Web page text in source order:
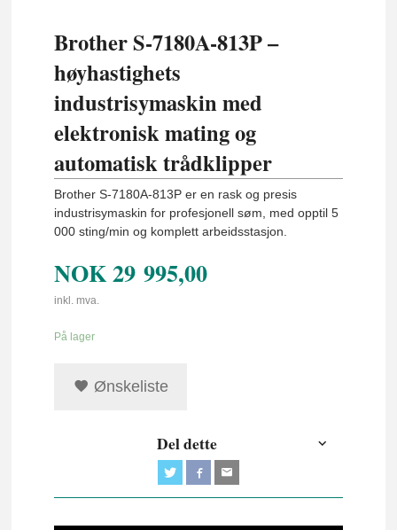
Brother S-7180A-813P –
høyhastighets
industrisymaskin med
elektronisk mating og
automatisk trådklipper
Brother S-7180A-813P er en rask og presis
industrisymaskin for profesjonell søm, med opptil 5
000 sting/min og komplett arbeidsstasjon.
NOK29 995,00
inkl. mva.
På lager
Ønskeliste
Del dette